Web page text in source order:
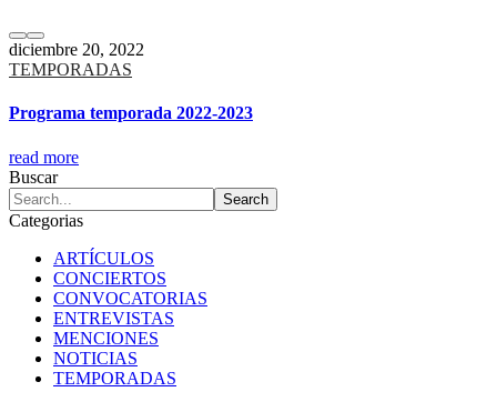
diciembre 20, 2022
TEMPORADAS
Programa temporada 2022-2023
read more
Buscar
Categorias
ARTÍCULOS
CONCIERTOS
CONVOCATORIAS
ENTREVISTAS
MENCIONES
NOTICIAS
TEMPORADAS